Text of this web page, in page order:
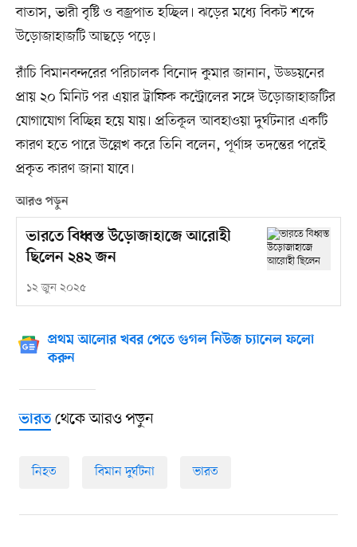
বাতাস, ভারী বৃষ্টি ও বজ্রপাত হচ্ছিল। ঝড়ের মধ্যে বিকট শব্দে
উড়োজাহাজটি আছড়ে পড়ে।
রাঁচি বিমানবন্দরের পরিচালক বিনোদ কুমার জানান, উড্ডয়নের
প্রায় ২০ মিনিট পর এয়ার ট্রাফিক কন্ট্রোলের সঙ্গে উড়োজাহাজটির
যোগাযোগ বিচ্ছিন্ন হয়ে যায়। প্রতিকূল আবহাওয়া দুর্ঘটনার একটি
কারণ হতে পারে উল্লেখ করে তিনি বলেন, পূর্ণাঙ্গ তদন্তের পরেই
প্রকৃত কারণ জানা যাবে।
আরও পড়ুন
ভারতে বিধ্বস্ত উড়োজাহাজে আরোহী
ছিলেন ২৪২ জন
১২ জুন ২০২৫
প্রথম আলোর খবর পেতে গুগল নিউজ চ্যানেল ফলো
করুন
ভারতথেকে আরও পড়ুন
নিহত বিমান দুর্ঘটনা ভারত